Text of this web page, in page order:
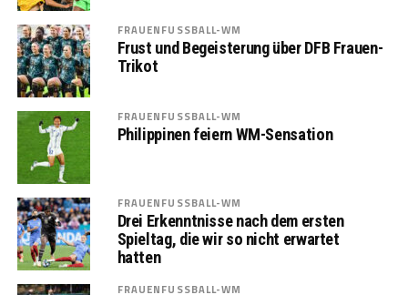
FRAUENFUSSBALL-WM
Frust und Begeisterung über DFB Frauen-
Trikot
FRAUENFUSSBALL-WM
Philippinen feiern WM-Sensation
FRAUENFUSSBALL-WM
Drei Erkenntnisse nach dem ersten
Spieltag, die wir so nicht erwartet
hatten
FRAUENFUSSBALL-WM